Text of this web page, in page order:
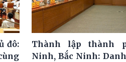
đô:
Thành lập thành
Ninh, Bắc Ninh: